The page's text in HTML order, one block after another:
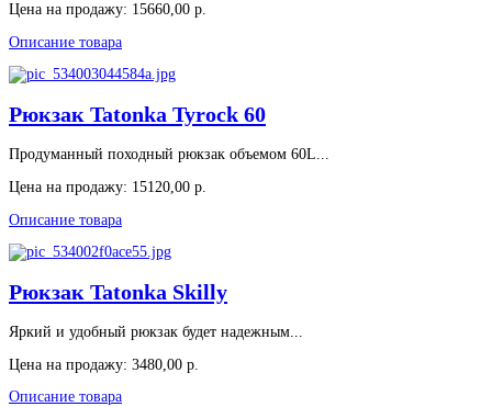
Цена на продажу: 15660,00 р.
Описание товара
Рюкзак Tatonka Tyrock 60
Продуманный походный рюкзак объемом 60L...
Цена на продажу: 15120,00 р.
Описание товара
Рюкзак Tatonka Skilly
Яркий и удобный рюкзак будет надежным...
Цена на продажу: 3480,00 р.
Описание товара